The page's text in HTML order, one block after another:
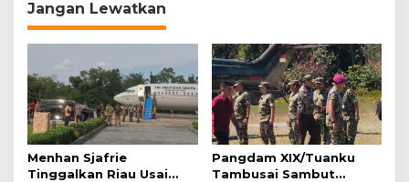
g
a
i
p
o
s
Jangan Lewatkan
Menhan Sjafrie
Tinggalkan Riau Usai
Pangdam XIX/Tuanku
Tambusai Sambut